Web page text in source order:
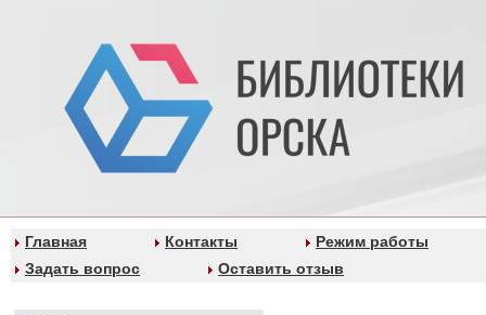
Главная Контакты
Режим работы
Задать вопрос
Оставить отзыв